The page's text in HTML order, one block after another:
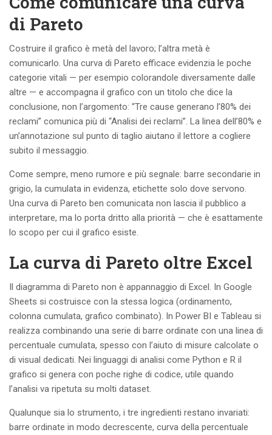
di Pareto
Costruire il grafico è metà del lavoro; l’altra metà è
comunicarlo. Una curva di Pareto efficace evidenzia le poche
categorie vitali — per esempio colorandole diversamente dalle
altre — e accompagna il grafico con un titolo che dice la
conclusione, non l’argomento: “Tre cause generano l’80% dei
reclami” comunica più di “Analisi dei reclami”. La linea dell’80% e
un’annotazione sul punto di taglio aiutano il lettore a cogliere
subito il messaggio.
Come sempre, meno rumore e più segnale: barre secondarie in
grigio, la cumulata in evidenza, etichette solo dove servono.
Una curva di Pareto ben comunicata non lascia il pubblico a
interpretare, ma lo porta dritto alla priorità — che è esattamente
lo scopo per cui il grafico esiste.
La curva di Pareto oltre Excel
Il diagramma di Pareto non è appannaggio di Excel. In Google
Sheets si costruisce con la stessa logica (ordinamento,
colonna cumulata, grafico combinato). In Power BI e Tableau si
realizza combinando una serie di barre ordinate con una linea di
percentuale cumulata, spesso con l’aiuto di misure calcolate o
di visual dedicati. Nei linguaggi di analisi come Python e R il
grafico si genera con poche righe di codice, utile quando
l’analisi va ripetuta su molti dataset.
Qualunque sia lo strumento, i tre ingredienti restano invariati:
barre ordinate in modo decrescente, curva della percentuale